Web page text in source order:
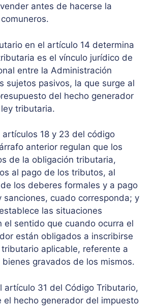
antes de hacerse la
en el artículo 14 determina
es el vínculo jurídico de
entre la Administración
sujetos pasivos, la que surge al
del hecho generador
tributaria.
artículos 18 y 23 del código
anterior regulan que los
de la obligación tributaria,
al pago de los tributos, al
los deberes formales y a pago
sanciones, cuado corresponda; y
las situaciones
el sentido que cuando ocurra el
están obligados a inscribirse
aplicable, referente a
bienes gravados de los mismos.
artículo 31 del Código Tributario,
el hecho generador del impuesto